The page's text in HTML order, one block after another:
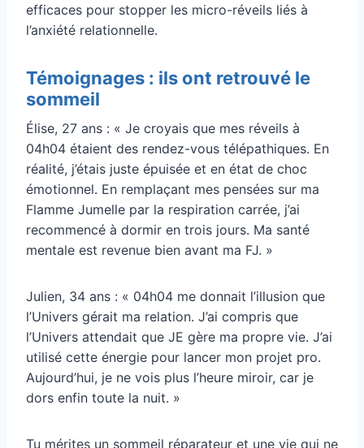
efficaces pour stopper les micro-réveils liés à
l’anxiété relationnelle.
Témoignages : ils ont retrouvé le
sommeil
Élise, 27 ans : « Je croyais que mes réveils à
04h04 étaient des rendez-vous télépathiques. En
réalité, j’étais juste épuisée et en état de choc
émotionnel. En remplaçant mes pensées sur ma
Flamme Jumelle par la respiration carrée, j’ai
recommencé à dormir en trois jours. Ma santé
mentale est revenue bien avant ma FJ. »
Julien, 34 ans : « 04h04 me donnait l’illusion que
l’Univers gérait ma relation. J’ai compris que
l’Univers attendait que JE gère ma propre vie. J’ai
utilisé cette énergie pour lancer mon projet pro.
Aujourd’hui, je ne vois plus l’heure miroir, car je
dors enfin toute la nuit. »
Tu mérites un sommeil réparateur et une vie qui ne